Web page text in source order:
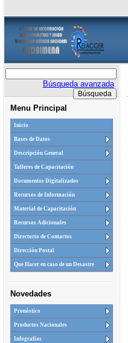
Búsqueda avanzada
Menu Principal
Inicio
Bases de Datos
Descripción General
Talleres de Capacitación
Documentos Digitalizados
Recursos de Información
Material de Capacitación
Recursos Adicionales
Directorio de Contactos
Dirección Postal
Que Hacer en caso de un Desastre
Novedades
Pronóstico
Productos Nacionales
Infografias